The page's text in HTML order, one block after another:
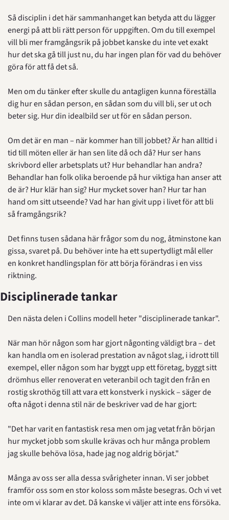
Så disciplin i det här sammanhanget kan betyda att du lägger
energi på att bli rätt person för uppgiften. Om du till exempel
vill bli mer framgångsrik på jobbet kanske du inte vet exakt
hur det ska gå till just nu, du har ingen plan för vad du behöver
göra för att få det så.
Men om du tänker efter skulle du antagligen kunna föreställa
dig hur en sådan person, en sådan som du vill bli, ser ut och
beter sig. Hur din idealbild ser ut för en sådan person.
Om det är en man – när kommer han till jobbet? Är han alltid i
tid till möten eller är han sen lite då och då? Hur ser hans
skrivbord eller arbetsplats ut? Hur behandlar han andra?
Behandlar han folk olika beroende på hur viktiga han anser att
de är? Hur klär han sig? Hur mycket sover han? Hur tar han
hand om sitt utseende? Vad har han givit upp i livet för att bli
så framgångsrik?
Det finns tusen sådana här frågor som du nog, åtminstone kan
gissa, svaret på. Du behöver inte ha ett supertydligt mål eller
en konkret handlingsplan för att börja förändras i en viss
riktning.
Disciplinerade tankar
Den nästa delen i Collins modell heter "disciplinerade tankar".
När man hör någon som har gjort någonting väldigt bra – det
kan handla om en isolerad prestation av något slag, i idrott till
exempel, eller någon som har byggt upp ett företag, byggt sitt
drömhus eller renoverat en veteranbil och tagit den från en
rostig skrothög till att vara ett konstverk i nyskick – säger de
ofta något i denna stil när de beskriver vad de har gjort:
"Det har varit en fantastisk resa men om jag vetat från början
hur mycket jobb som skulle krävas och hur många problem
jag skulle behöva lösa, hade jag nog aldrig börjat."
Många av oss ser alla dessa svårigheter innan. Vi ser jobbet
framför oss som en stor koloss som måste besegras. Och vi vet
inte om vi klarar av det. Då kanske vi väljer att inte ens försöka.